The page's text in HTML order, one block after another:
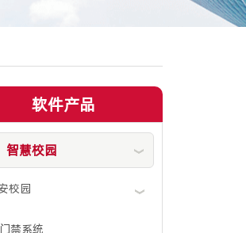
软件产品
智慧校园
校园
门禁系统